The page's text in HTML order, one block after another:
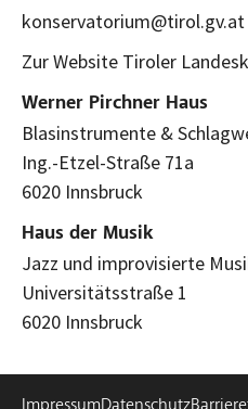
konservatorium@tirol.gv.at
Zur Website Tiroler
Werner Pirchner Haus
Blasinstrumente &
Ing.-Etzel-Straße 71a
6020 Innsbruck
Haus der Musik
Jazz und improvisierte
Universitätsstraße 1
6020 Innsbruck